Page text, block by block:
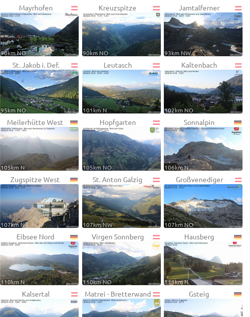
Mayrhofen
90km NO
Kreuzspitze
90km NO
Jamtalferner
93km NW
St. Jakob i. Def.
95km NO
Leutasch
101km N
Kaltenbach
102km NO
Meilerhütte West
105km N
Hopfgarten
105km NO
Sonnalpin
106km N
Zugspitze West
107km N
St. Anton Galzig
107km NW
Großvenediger
107km NO
Eibsee Nord
110km N
Virgen Sonnberg
110km NO
Hausberg
111km N
Kalsertal Matrei - Bretterwand Gsteig